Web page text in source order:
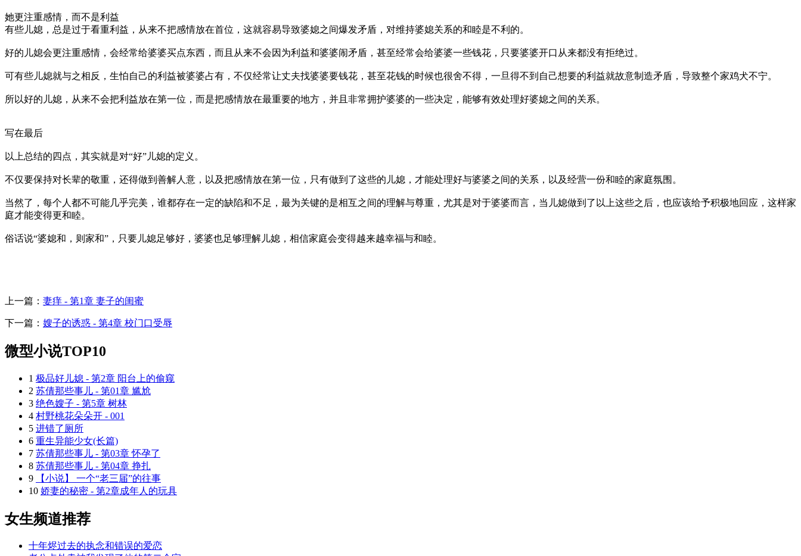
她更注重感情，而不是利益
有些儿媳，总是过于看重利益，从来不把感情放在首位，这就容易导致婆媳之间爆发矛盾，对维持婆媳关系的和睦是不利的。
好的儿媳会更注重感情，会经常给婆婆买点东西，而且从来不会因为利益和婆婆闹矛盾，甚至经常会给婆婆一些钱花，只要婆婆开口从来都没有拒绝过。
可有些儿媳就与之相反，生怕自己的利益被婆婆占有，不仅经常让丈夫找婆婆要钱花，甚至花钱的时候也很舍不得，一旦得不到自己想要的利益就故意制造矛盾，导致整个家鸡犬不宁。
所以好的儿媳，从来不会把利益放在第一位，而是把感情放在最重要的地方，并且非常拥护婆婆的一些决定，能够有效处理好婆媳之间的关系。
写在最后
以上总结的四点，其实就是对“好”儿媳的定义。
不仅要保持对长辈的敬重，还得做到善解人意，以及把感情放在第一位，只有做到了这些的儿媳，才能处理好与婆婆之间的关系，以及经营一份和睦的家庭氛围。
当然了，每个人都不可能几乎完美，谁都存在一定的缺陷和不足，最为关键的是相互之间的理解与尊重，尤其是对于婆婆而言，当儿媳做到了以上这些之后，也应该给予积极地回应，这样家
庭才能变得更和睦。
俗话说“婆媳和，则家和”，只要儿媳足够好，婆婆也足够理解儿媳，相信家庭会变得越来越幸福与和睦。
上一篇： 妻痒 - 第1章 妻子的闺蜜
下一篇： 嫂子的诱惑 - 第4章 校门口受辱
微型小说TOP10
1 极品好儿媳 - 第2章 阳台上的偷窥
2 苏倩那些事儿 - 第01章 尴尬
3 绝色嫂子 - 第5章 树林
4 村野桃花朵朵开 - 001
5 进错了厕所
6 重生异能少女(长篇)
7 苏倩那些事儿 - 第03章 怀孕了
8 苏倩那些事儿 - 第04章 挣扎
9
【小说】 一个“老三届”的往事
10 娇妻的秘密 - 第2章成年人的玩具
女生频道推荐
十年烬过去的执念和错误的爱恋